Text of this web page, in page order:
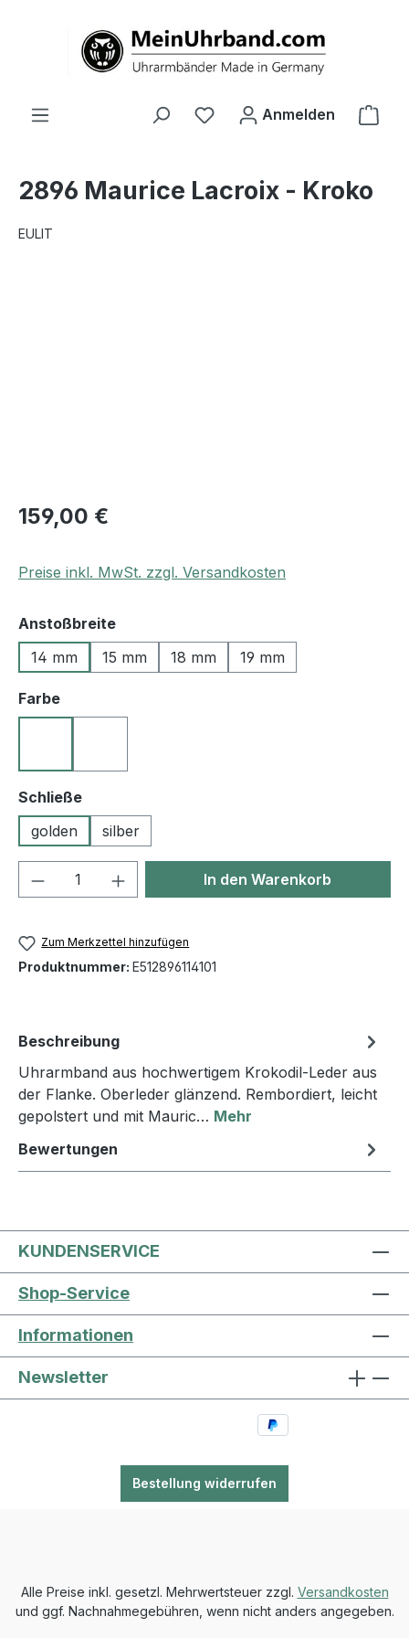
Anmelden
2896 Maurice Lacroix - Kroko
EULIT
159,00 €
Preise inkl. MwSt. zzgl. Versandkosten
Anstoßbreiteauswählen
14 mm
15 mm 18 mm 19 mm
Farbeauswählen
Schließeauswählen
golden
silber
Produkt Anzahl: Gib denIn den Warenkorb
Zum Merkzettel hinzufügen
Produktnummer: E512896114101
Beschreibung
Uhrarmband aus hochwertigem Krokodil-Leder aus
der Flanke. Oberleder glänzend. Rembordiert, leicht
gepolstert und mit Mauric… Mehr
Bewertungen
KUNDENSERVICE
Shop-Service
Informationen
Newsletter
Bestellung widerrufen
Alle Preise inkl. gesetzl. Mehrwertsteuer zzgl. Versandkosten
und ggf. Nachnahmegebühren, wenn nicht anders angegeben.